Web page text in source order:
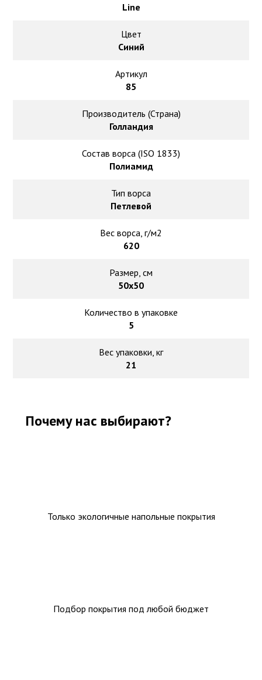
Ковролин под теплый пол
Line
Цвет
Синий
Артикул
85
Производитель (Страна)
Голландия
Состав ворса (ISO 1833)
Полиамид
Тип ворса
Петлевой
Вес ворса, г/м2
620
Размер, см
50х50
Количество в упаковке
5
Вес упаковки, кг
21
Почему нас выбирают?
Только экологичные напольные покрытия
Подбор покрытия под любой бюджет